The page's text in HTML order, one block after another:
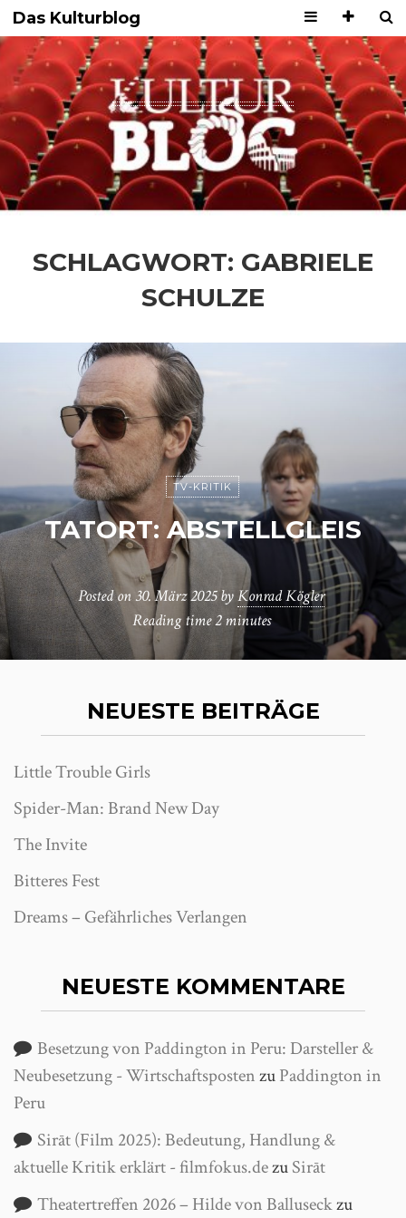
Das Kulturblog
SCHLAGWORT: GABRIELE
SCHULZE
TV-KRITIK
TATORT: ABSTELLGLEIS
Posted on 30. März 2025 byKonrad Kögler
Reading time2 minutes
NEUESTE BEITRÄGE
Little Trouble Girls
Spider-Man: Brand New Day
The Invite
Bitteres Fest
Dreams – Gefährliches Verlangen
NEUESTE KOMMENTARE
Besetzung von Paddington in Peru: Darsteller &
Neubesetzung - WirtschaftspostenzuPaddington in
Peru
Sirāt (Film 2025): Bedeutung, Handlung &
aktuelle Kritik erklärt - filmfokus.dezuSirāt
Theatertreffen 2026 – Hilde von Balluseckzu